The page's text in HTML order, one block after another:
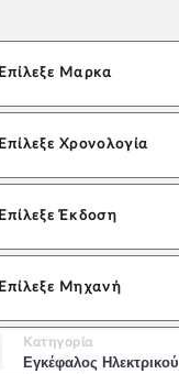
Επίλεξε Μαρκα
Επίλεξε Χρονολογία
Επίλεξε Έκδοση
Επίλεξε Μηχανή
Κατηγορία
Εγκέφαλος Ηλεκτρικού